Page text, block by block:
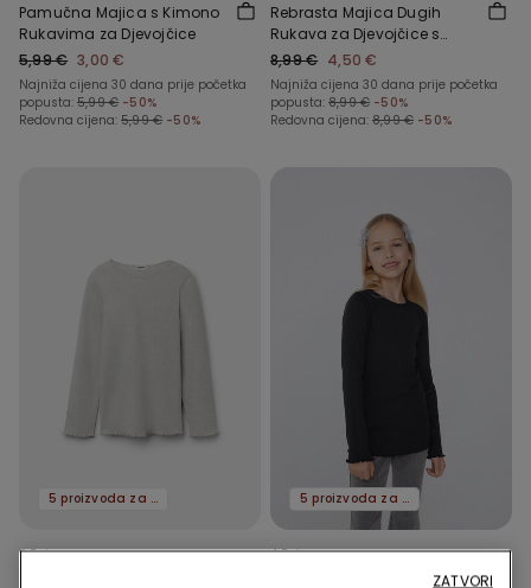
Pamučna Majica s Kimono
Rukavima za Djevojčice
5,99 € 3,00 €
Najniža cijena 30 dana prije početka
popusta: 5,99 € -50%
Redovna cijena: 5,99 € -50%
Rebrasta Majica Dugih
Rukava za Djevojčice s
Valovitim Porubom i
Okruglim Okovratnikom
8,99 € 4,50 €
Najniža cijena 30 dana prije početka
popusta: 8,99 € -50%
Redovna cijena: 8,99 € -50%
5 proizvoda za -70%
4 Boje
5 proizvoda za -70%
4 Boje
Rebrasta Majica DugihZATVORI